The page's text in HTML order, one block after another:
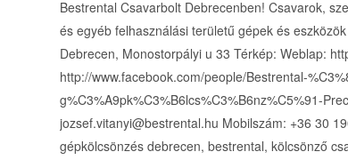
Bestrental Csavarbolt Debrecenben! Csavarok,
és egyéb felhasználási területű gépek és
Debrecen, Monostorpályi u 33 Térkép: Weblap:
http://www.facebook.com/people/Bestrental-
g%C3%A9pk%C3%B6lcs%C3%B6nz%C5%91-
jozsef.vitanyi@bestrental.hu Mobilszám: +36 30
gépkölcsönzés debrecen, bestrental, kölcsönző